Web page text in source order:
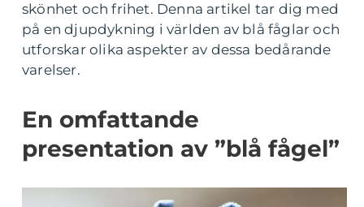
skönhet och frihet. Denna artikel tar dig med
på en djupdykning i världen av blå fåglar och
utforskar olika aspekter av dessa bedårande
varelser.
En omfattande
presentation av ”blå fågel”